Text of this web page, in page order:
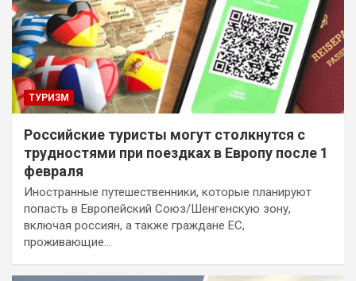
ТУРИЗМ
Российские туристы могут столкнутся с
трудностями при поездках в Европу после 1
февраля
Иностранные путешественники, которые планируют
попасть в Европейский Союз/Шенгенскую зону,
включая россиян, а также граждане ЕС,
проживающие…